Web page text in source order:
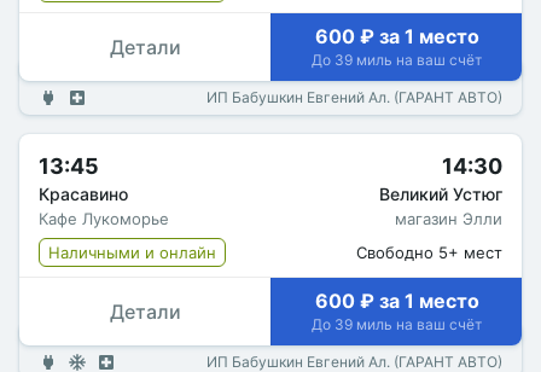
Детали 600 ₽ за 1 место
До 39 миль на ваш счёт
ИП Бабушкин Евгений Ал. (ГАРАНТ АВТО)
13:45
Красавино
Кафе Лукоморье
14:30
Великий Устюг
магазин Элли
Наличными и онлайн
Свободно 5+ мест
Детали 600 ₽ за 1 место
До 39 миль на ваш счёт
ИП Бабушкин Евгений Ал. (ГАРАНТ АВТО)